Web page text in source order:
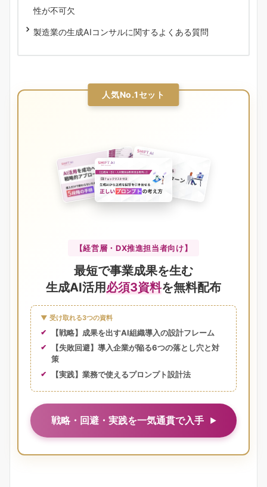
性が不可欠
製造業の生成AIコンサルに関するよくある質問
人気No.1セット
【経営層・DX推進担当者向け】
最短で事業成果を生む
生成AI活用必須3資料を無料配布
▼ 受け取れる3つの資料
【戦略】成果を出すAI組織導入の設計フレーム
【失敗回避】導入企業が陥る6つの落とし穴と対
策
【実践】業務で使えるプロンプト設計法
戦略・回避・実践を一気通貫で入手